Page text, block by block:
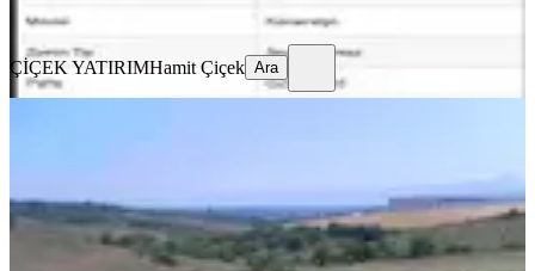
Ara
ÇİÇEK YATIRIMHamit Çiçek Ara
4895 m²·1.124/m²·08.01.2026
5.500.000 ₺